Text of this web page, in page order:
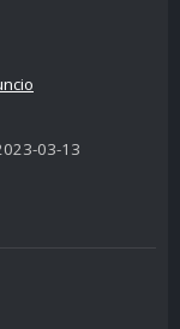
03-13